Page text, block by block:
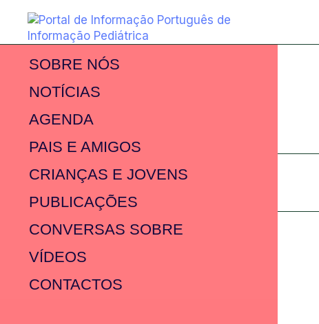
SOBRE NÓS
NOTÍCIAS
AGENDA
PAIS E AMIGOS
CRIANÇAS E JOVENS
PUBLICAÇÕES
CONVERSAS SOBRE
VÍDEOS
CONTACTOS